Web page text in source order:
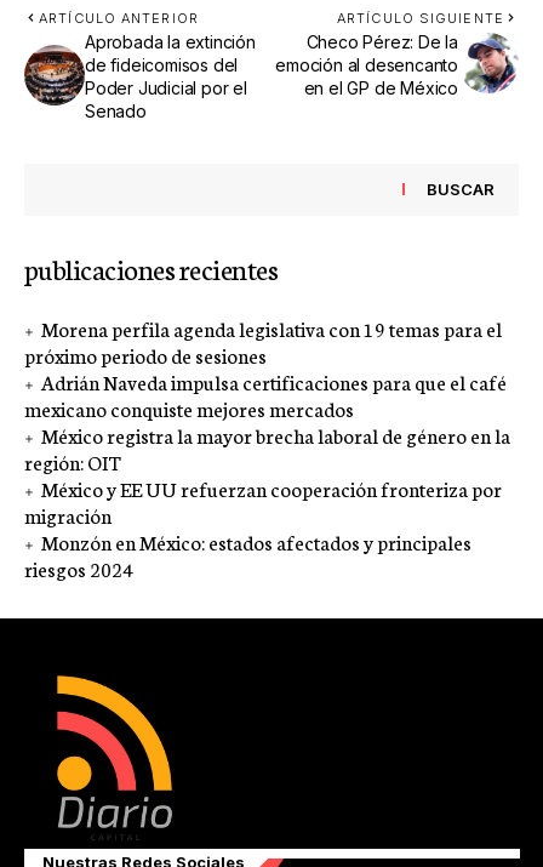
ARTÍCULO ANTERIOR
Aprobada la extinción
de fideicomisos del
Poder Judicial por el
Senado
ARTÍCULO SIGUIENTE
Checo Pérez: De la
emoción al desencanto
en el GP de México
BUSCAR
publicaciones recientes
Morena perfila agenda legislativa con 19 temas para el
próximo periodo de sesiones
Adrián Naveda impulsa certificaciones para que el café
mexicano conquiste mejores mercados
México registra la mayor brecha laboral de género en la
región: OIT
México y EE UU refuerzan cooperación fronteriza por
migración
Monzón en México: estados afectados y principales
riesgos 2024
Nuestras Redes Sociales